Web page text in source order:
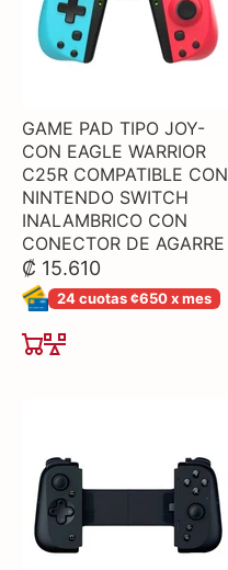
GAME PAD TIPO JOY-
CON EAGLE WARRIOR
C25R COMPATIBLE CON
NINTENDO SWITCH
INALAMBRICO CON
CONECTOR DE AGARRE
₡ 15.610
24 cuotas ¢650 x mes